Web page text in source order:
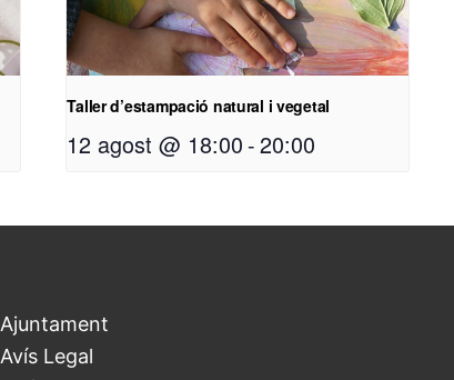
Taller d’estampació natural i vegetal
12 agost @ 18:00 -20:00
Ajuntament
Avís Legal